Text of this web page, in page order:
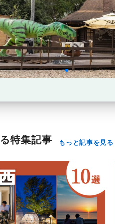
特集記事 もっと記事を見る